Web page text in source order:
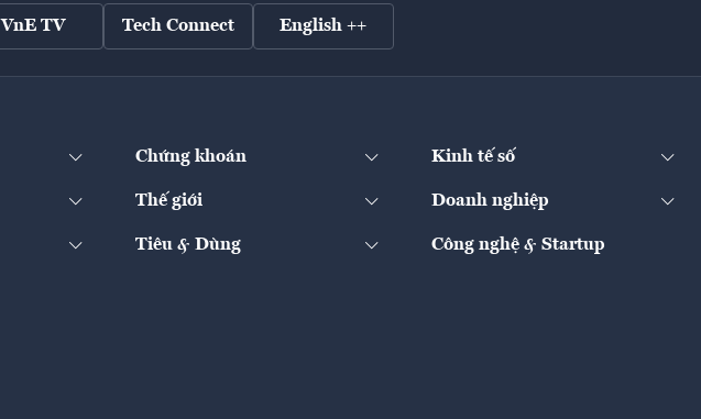
VnE TV Tech Connect English ++
Chứng khoán Kinh tế số
Thế giới Doanh nghiệp
Tiêu & Dùng Công nghệ & Startup